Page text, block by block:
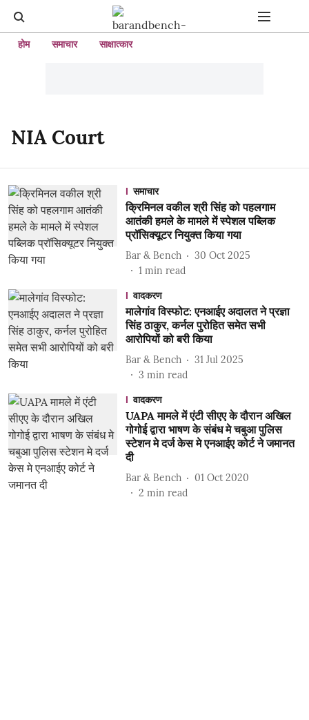
होम समाचार साक्षात्कार
NIA Court
समाचार
क्रिमिनल वकील श्री सिंह को पहलगाम
आतंकी हमले के मामले में स्पेशल पब्लिक
प्रॉसिक्यूटर नियुक्त किया गया
Bar & Bench
30 Oct 2025
1 min read
वादकरण
मालेगांव विस्फोट: एनआईए अदालत ने प्रज्ञा
सिंह ठाकुर, कर्नल पुरोहित समेत सभी
आरोपियों को बरी किया
Bar & Bench
31 Jul 2025
3 min read
वादकरण
UAPA मामले में एंटी सीएए के दौरान अखिल
गोगोई द्वारा भाषण के संबंध मे चबुआ पुलिस
स्टेशन मे दर्ज केस मे एनआईए कोर्ट ने जमानत
दी
Bar & Bench
01 Oct 2020
2 min read